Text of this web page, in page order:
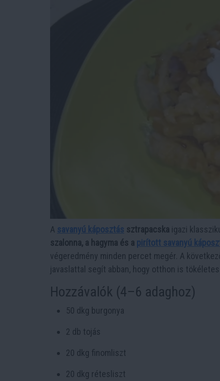
A savanyú káposztás sztrapacska igazi
szalonna, a hagyma és a pirított savanyú
végeredmény minden percet megér. A
javaslattal segít abban, hogy otthon is
Hozzávalók (4–6 adaghoz)
50 dkg burgonya
2 db tojás
20 dkg finomliszt
20 dkg rétesliszt